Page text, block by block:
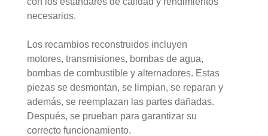
necesarios.
Los recambios reconstruidos incluyen
motores, transmisiones, bombas de agua,
bombas de combustible y alternadores. Estas
piezas se desmontan, se limpian, se reparan y
además, se reemplazan las partes dañadas.
Después, se prueban para garantizar su
correcto funcionamiento.